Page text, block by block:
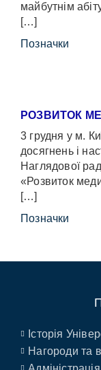
майбутнім
[…]
Позначки
РОЗВИТОК
3 грудня у м.
досягнень і
Наглядової
«Розвиток
[…]
Позначки
Історія
Нагороди та